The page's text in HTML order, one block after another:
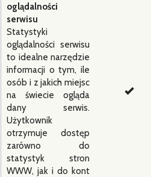
oglądalności
serwisu
Statystyki
oglądalności serwisu
to idealne narzędzie
informacji o tym, ile
osób i z jakich miejsc
na świecie ogląda
dany serwis.
Użytkownik
otrzymuje dostęp
zarówno do
statystyk stron
WWW, jak i do kont